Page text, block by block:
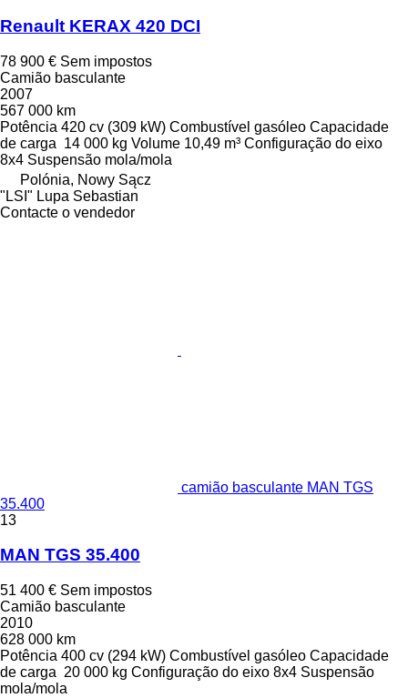
Renault KERAX 420 DCI
78 900 € Sem impostos
Camião basculante
2007
567 000 km
Potência 420 cv (309 kW) Combustível gasóleo Capacidade
de carga 14 000 kg Volume 10,49 m³ Configuração do eixo
8x4 Suspensão mola/mola
Polónia, Nowy Sącz
"LSI" Lupa Sebastian
Contacte o vendedor
camião basculante MAN TGS
35.400
13
MAN TGS 35.400
51 400 € Sem impostos
Camião basculante
2010
628 000 km
Potência 400 cv (294 kW) Combustível gasóleo Capacidade
de carga 20 000 kg Configuração do eixo 8x4 Suspensão
mola/mola